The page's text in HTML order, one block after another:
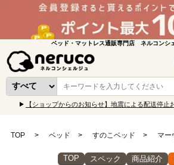
ベッド・マットレス通販専門店 ネルコンシ
【ショップからのお知らせ】地震による配送停止
TOP ベッド すのこベッド マー
TOP スペック 商品紹介